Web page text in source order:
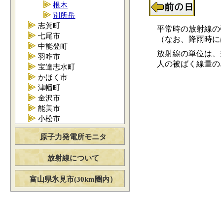
根木
別所岳
志賀町
七尾市
中能登町
羽咋市
宝達志水町
かほく市
津幡町
金沢市
能美市
小松市
原子力発電所モニタ
放射線について
富山県氷見市(30km圏内）
平常時の放射線の
（なお、降雨時に
放射線の単位は、
人の被ばく線量の